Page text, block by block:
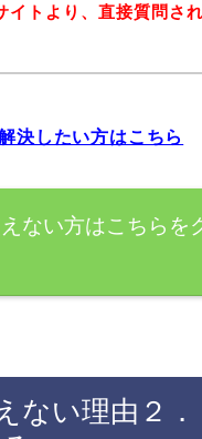
イトより、直接質問さ
決したい方はこちら
ない方はこちらを
ない理由２．